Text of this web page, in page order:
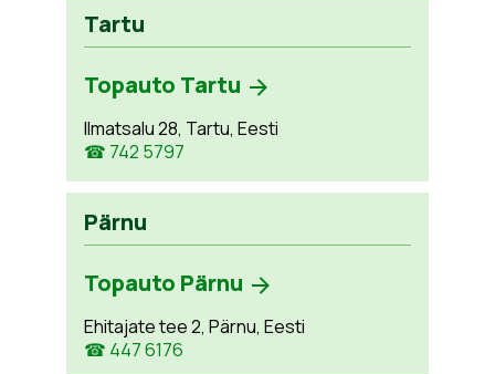
Tartu
Topauto Tartu
Ilmatsalu 28, Tartu, Eesti
☎ 742 5797
Pärnu
Topauto Pärnu
Ehitajate tee 2, Pärnu, Eesti
☎ 447 6176